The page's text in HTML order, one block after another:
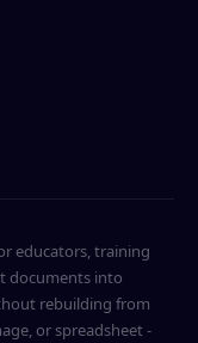
educators, training
documents into
rebuilding from
or spreadsheet -